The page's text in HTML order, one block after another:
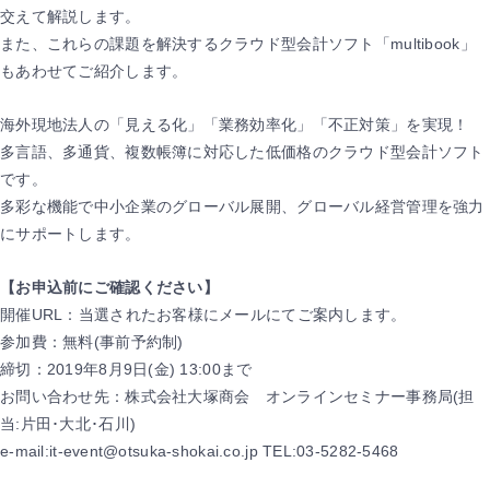
交えて解説します。
また、これらの課題を解決するクラウド型会計ソフト「multibook」
もあわせてご紹介します。
海外現地法人の「見える化」「業務効率化」「不正対策」を実現！
多言語、多通貨、複数帳簿に対応した低価格のクラウド型会計ソフト
です。
多彩な機能で中小企業のグローバル展開、グローバル経営管理を強力
にサポートします。
【お申込前にご確認ください】
開催URL：当選されたお客様にメールにてご案内します。
参加費：無料(事前予約制)
締切：2019年8月9日(金) 13:00まで
お問い合わせ先：株式会社大塚商会 オンラインセミナー事務局(担
当:片田･大北･石川)
e-mail:it-event@otsuka-shokai.co.jp TEL:03-5282-5468